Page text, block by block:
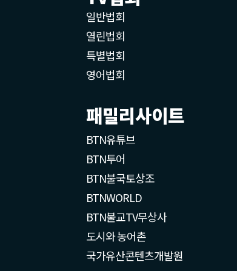
일반법회
열린법회
특별법회
영어법회
패밀리사이트
BTN유튜브
BTN투어
BTN불국토상조
BTNWORLD
BTN불교TV무상사
도시와 농어촌
국가유산콘텐츠개발원